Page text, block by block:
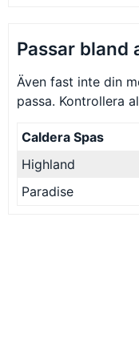
Passar bland
Även fast inte din
passa. Kontrollera
Caldera Spas
Highland
Paradise